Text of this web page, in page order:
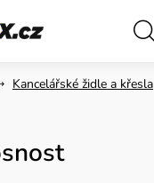
Kancelářské židle a křesla